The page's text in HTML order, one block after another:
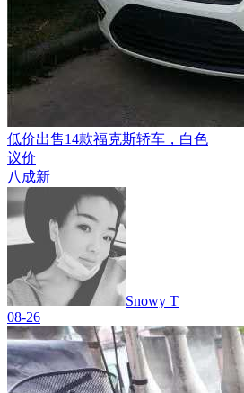
低价出售14款福克斯轿车，白色
议价
八成新
Snowy T
08-26